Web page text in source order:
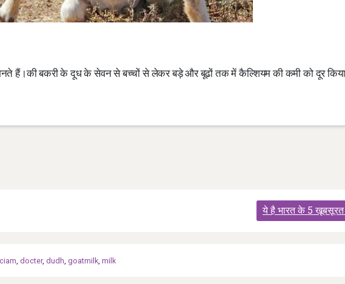
हैं।की बकरी के दूध के सेवन से बच्चों से लेकर बड़े और बूढों तक में कैल्शियम की कमी को दूर
ये है भारत के 5
docter, dudh goatmilk milk